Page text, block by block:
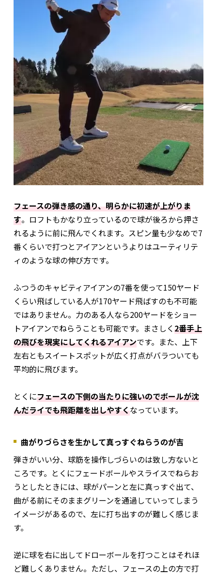
フェースの弾き感の通り、明らかに初速が上がりま
す。ロフトもかなり立っているので球が後ろから押さ
れるように前に飛んでくれます。スピン量も少なめで7
番くらいで打つとアイアンというよりはユーティリテ
ィのような球の伸び方です。
ふつうのキャビティアイアンの7番を使って150ヤード
くらい飛ばしている人が170ヤード飛ばすのも不可能
ではありません。力のある人なら200ヤードをショー
トアイアンでねらうことも可能です。まさしく2番手上
の飛びを現実にしてくれるアイアンです。また、上下
左右ともスイートスポットが広く打点がバラついても
平均的に飛びます。
とくにフェースの下側の当たりに強いのでボールが沈
んだライでも飛距離を出しやすくなっています。
曲がりづらさを生かして真っすぐねらうのが吉
弾きがいい分、球筋を操作しづらいのは致し方ないと
ころです。とくにフェードボールやスライスでねらお
うとしたときには、球がパーンと左に真っすぐ出て、
曲がる前にそのままグリーンを通過していってしまう
イメージがあるので、左に打ち出すのが難しく感じま
す。
逆に球を右に出してドローボールを打つことはそれほ
ど難しくありません。ただし、フェースの上の方で打